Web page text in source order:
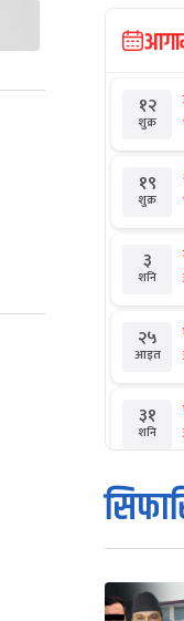
१२
शुक्र
१९
शुक्र
३
शनि
२५
आइत
३१
शनि
१
आइत
मंगल